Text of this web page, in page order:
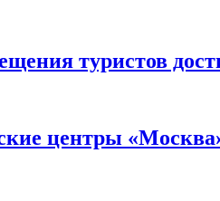
туристов
центры